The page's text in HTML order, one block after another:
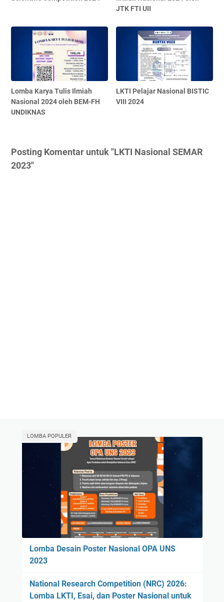
JTK FTI UII
Lomba Karya Tulis Ilmiah
Nasional 2024 oleh BEM-FH
UNDIKNAS
LKTI Pelajar Nasional BISTIC
VIII 2024
Posting Komentar untuk "LKTI Nasional SEMAR
2023"
LOMBA POPULER
Lomba Desain Poster Nasional OPA UNS
2023
National Research Competition (NRC) 2026:
Lomba LKTI, Esai, dan Poster Nasional untuk